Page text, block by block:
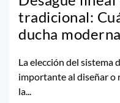
tradicional:
ducha moderna
La elección del sistema
importante al diseñar o
la...